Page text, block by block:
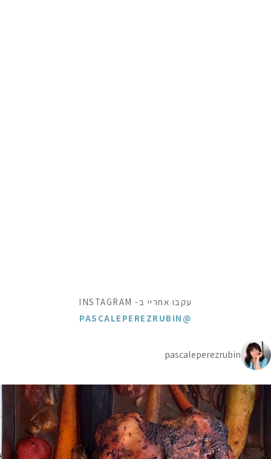
עקבו אחריי ב- INSTAGRAM
@PASCALEPEREZRUBIN
pascaleperezrubin